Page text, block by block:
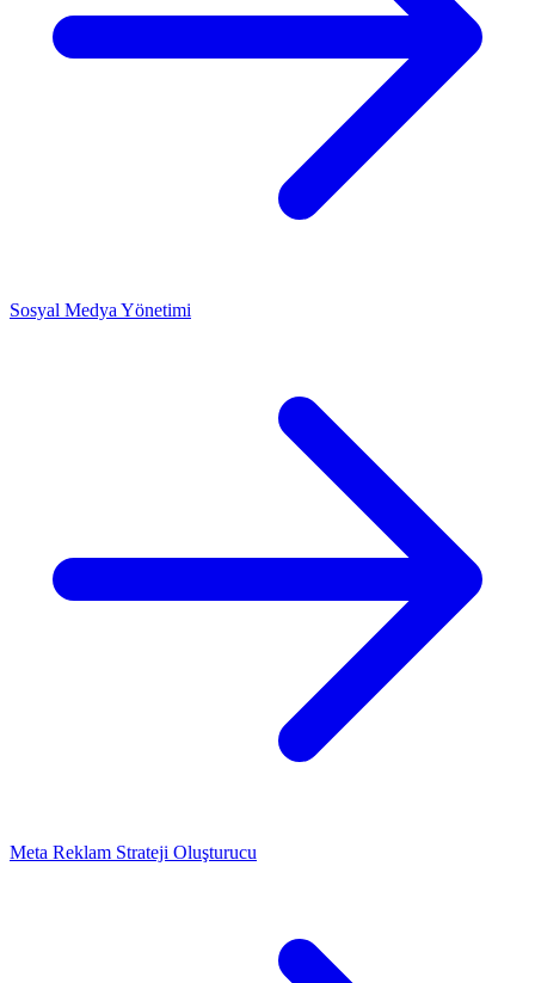
Sosyal Medya Yönetimi
Meta Reklam Strateji Oluşturucu